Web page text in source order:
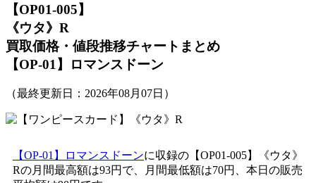
【OP01-005】
《ウタ》R
買取価格・値段推移チャートまとめ
【OP-01】ロマンスドーン
（最終更新日： 2026年08月07日 ）
【OP-01】ロマンスドーンに収録の【OP01-005】《ウタ》
Rの月間最高額は93円で、月間最低額は70円、本日の販売